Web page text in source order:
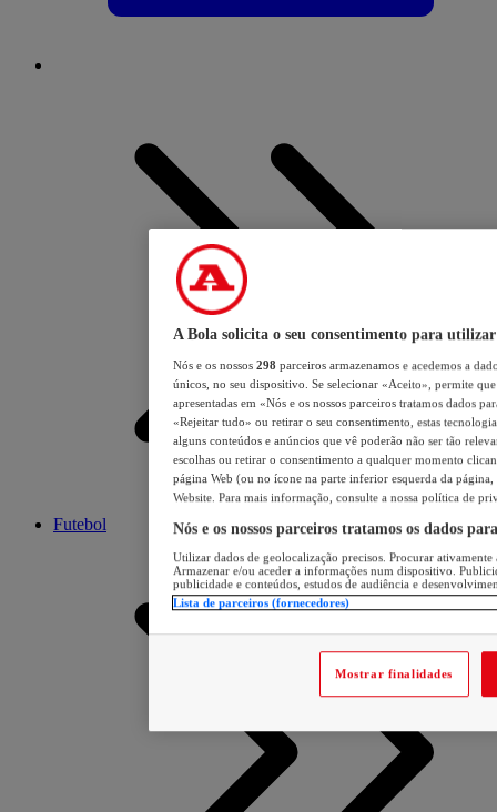
Futebol
A Bola solicita o seu consentimento para utilizar
Nós e os nossos 298 parceiros armazenamos e acedemos a
únicos, no seu dispositivo. Se selecionar «Aceito», permite
apresentadas em «Nós e os nossos parceiros tratamos dados
«Rejeitar tudo» ou retirar o seu consentimento, estas
alguns conteúdos e anúncios que vê poderão não ser tão
escolhas ou retirar o consentimento a qualquer momento
página Web (ou no ícone na parte inferior esquerda da página,
Website. Para mais informação, consulte a nossa política de
Nós e os nossos parceiros tratamos os dados
Utilizar dados de geolocalização precisos. Procurar
Armazenar e/ou aceder a informações num dispositivo.
publicidade e conteúdos, estudos de audiência e
Lista de parceiros (fornecedores)
Mostrar finalidades